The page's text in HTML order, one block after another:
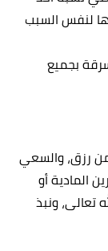
لنفس السبب
بجميع
رزق، والسعي
المادية أو
ونبذ